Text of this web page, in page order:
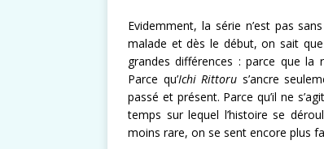
Evidemment, la série n’est pas
malade et dès le début, on sait
grandes différences : parce que la
Parce qu’Ichi Rittoru s’ancre
passé et présent. Parce qu’il ne
temps sur lequel l’histoire se
moins rare, on se sent encore plus